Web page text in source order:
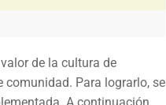
de la cultura de
Para lograrlo, se